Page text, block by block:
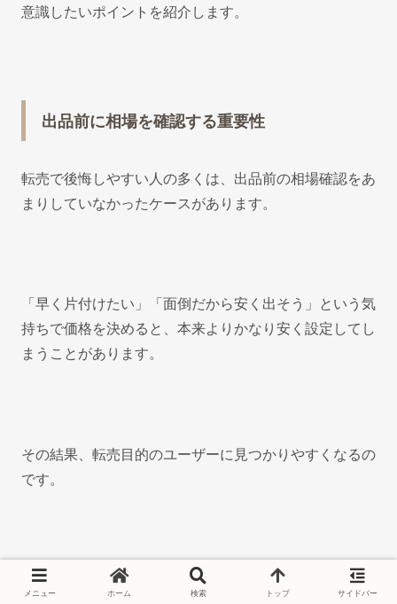
意識したいポイントを紹介します。
出品前に相場を確認する重要性
転売で後悔しやすい人の多くは、出品前の相場確認をあ
まりしていなかったケースがあります。
「早く片付けたい」「面倒だから安く出そう」という気
持ちで価格を決めると、本来よりかなり安く設定してし
まうことがあります。
その結果、転売目的のユーザーに見つかりやすくなるの
です。
特に、限定品・廃盤商品・人気ブランド・ゲーム関連な
メニュー ホーム 検索 トップ サイドバー